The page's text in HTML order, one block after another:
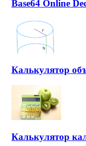
Base64 Online
Калькулятор
Калькулятор